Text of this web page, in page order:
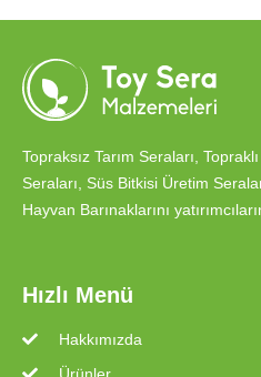
Topraksız Tarım Seraları,
Seraları, Süs Bitkisi Üretim
Hayvan Barınaklarını
Hızlı Menü
Hakkımızda
Ürünler